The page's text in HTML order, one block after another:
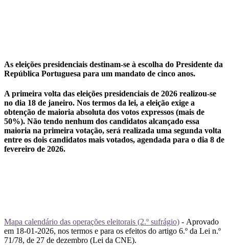
As eleições presidenciais destinam-se à escolha do Presidente da
República Portuguesa para um mandato de cinco anos.
A primeira volta das eleições presidenciais de 2026 realizou-se
no dia 18 de janeiro. Nos termos da lei, a eleição exige a
obtenção de maioria absoluta dos votos expressos (mais de
50%). Não tendo nenhum dos candidatos alcançado essa
maioria na primeira votação, será realizada uma segunda volta
entre os dois candidatos mais votados, agendada para o dia 8 de
fevereiro de 2026.
Mapa calendário das operações eleitorais (2.º sufrágio) - Aprovado
em 18-01-2026, nos termos e para os efeitos do artigo 6.º da Lei n.º
71/78, de 27 de dezembro (Lei da CNE).